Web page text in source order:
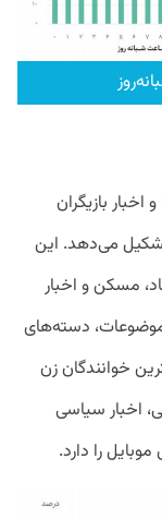
بازیگران
می‌دهد. این
مسکن و اخبار
دسته‌های
خوانندگان زن
اخبار سیاسی
را دارد.